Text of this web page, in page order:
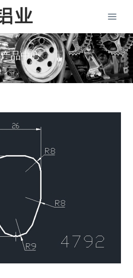
产品中心